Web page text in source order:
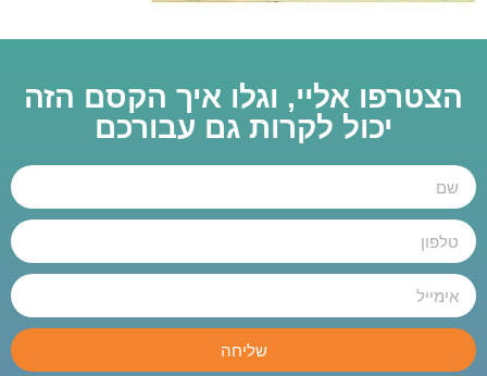
הצטרפו אליי, וגלו איך הקסם הזה
יכול לקרות גם עבורכם
שליחה